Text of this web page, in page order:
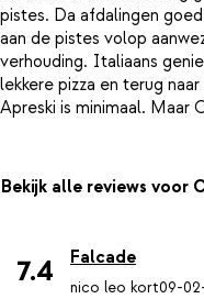
pistes. Da afdalingen
aan de pistes volop
verhouding. Italiaans
lekkere pizza en terug
Bekijk alle reviews voor
7.4 Falcade
nico leo kort09-